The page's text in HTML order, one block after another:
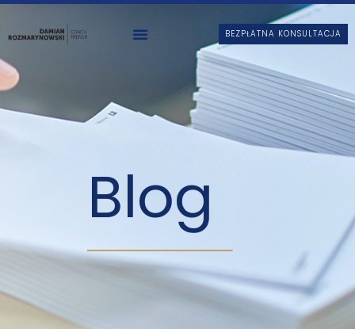
BEZPŁATNA KONSULTACJA
Blog